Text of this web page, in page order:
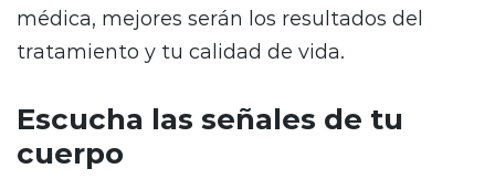
médica, mejores serán los resultados del
tratamiento y tu calidad de vida.
Escucha las señales de tu
cuerpo